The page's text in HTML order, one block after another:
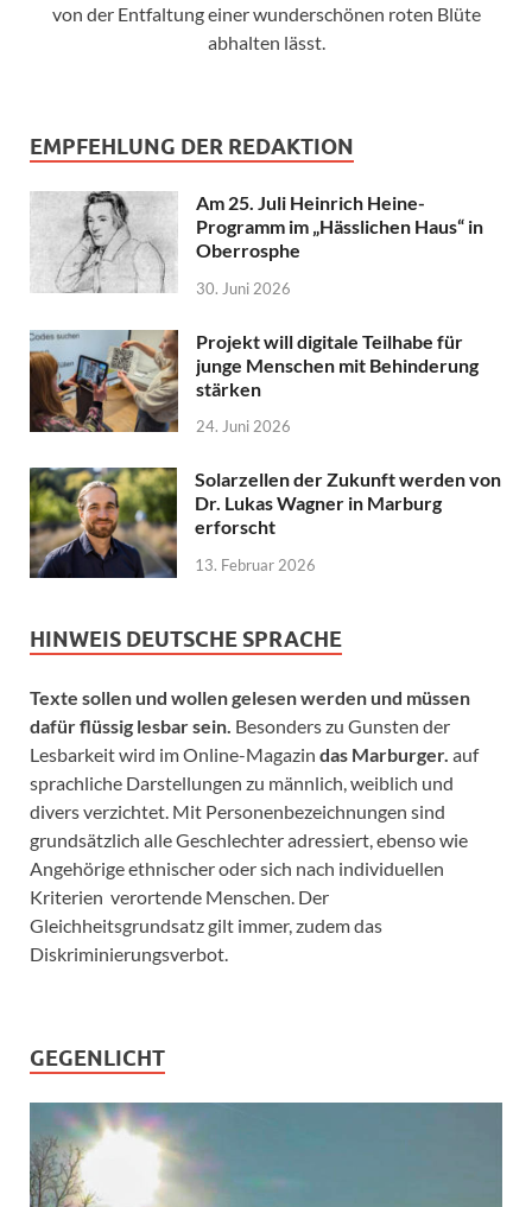
von der Entfaltung einer wunderschönen roten Blüte
abhalten lässt.
EMPFEHLUNG DER REDAKTION
Am 25. Juli Heinrich Heine-
Programm im „Hässlichen Haus“ in
Oberrosphe
30. Juni 2026
Projekt will digitale Teilhabe für
junge Menschen mit Behinderung
stärken
24. Juni 2026
Solarzellen der Zukunft werden von
Dr. Lukas Wagner in Marburg
erforscht
13. Februar 2026
HINWEIS DEUTSCHE SPRACHE
Texte sollen und wollen gelesen werden und müssen
dafür flüssig lesbar sein. Besonders zu Gunsten der
Lesbarkeit wird im Online-Magazin das Marburger. auf
sprachliche Darstellungen zu männlich, weiblich und
divers verzichtet. Mit Personenbezeichnungen sind
grundsätzlich alle Geschlechter adressiert, ebenso wie
Angehörige ethnischer oder sich nach individuellen
Kriterien verortende Menschen. Der
Gleichheitsgrundsatz gilt immer, zudem das
Diskriminierungsverbot.
GEGENLICHT